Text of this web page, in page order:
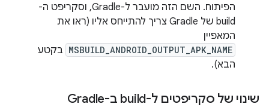
הפיתוח. השם הזה מועבר ל-Gradle, וסקריפט ה-
build של Gradle צריך להתייחס אליו (ראו את
המאפיין
MSBUILD_ANDROID_OUTPUT_APK_NAME בקטע
הבא).
שינוי של סקריפטים ל-build ב-Gradle